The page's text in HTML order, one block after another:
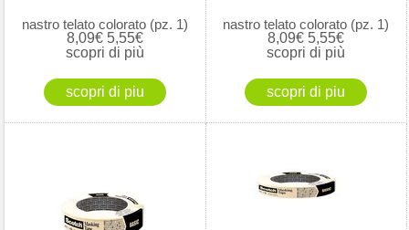
nastro telato colorato (pz. 1)
8,09€5,55€
scopri di più
nastro telato colorato (pz. 1)
8,09€ 5,55€
scopri di più